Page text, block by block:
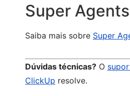
Super Agents
Saiba mais sobre Super
Dúvidas técnicas? O
ClickUp resolve.